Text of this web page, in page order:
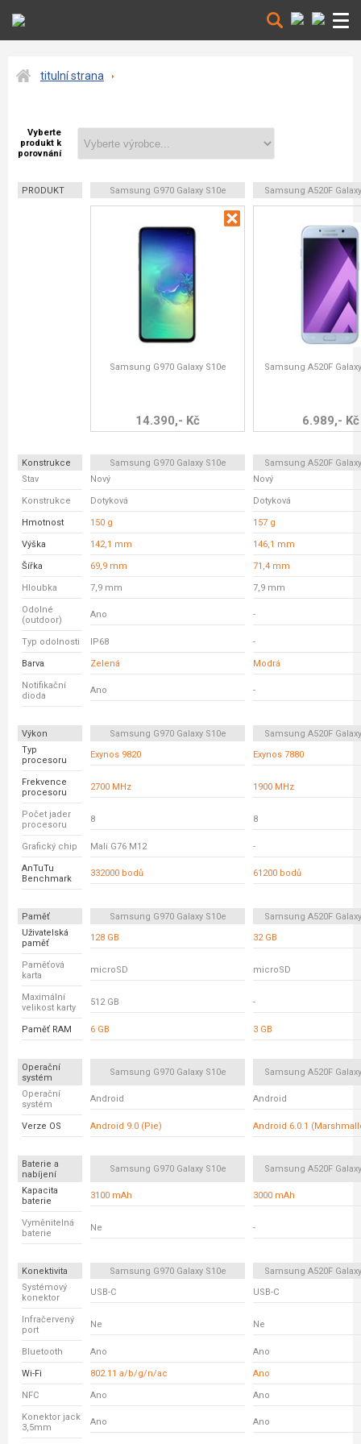
titulní strana
Vyberte
produkt k
porovnání
PRODUKT Samsung G970 Galaxy S10e Samsung A520F
Samsung G970 Galaxy S10e
14.390,- Kč
Samsung A520F
6.989,- Kč
Konstrukce Samsung G970 Galaxy S10e
Samsung A520F
Stav
Nový Nový
Konstrukce Dotyková Dotyková
Hmotnost 150 g 157 g
Výška 142,1 mm 146,1 mm
Šířka 69,9 mm 71,4 mm
Hloubka 7,9 mm 7,9 mm
Odolné
(outdoor)
Ano -
Typ odolnosti IP68 -
Barva Zelená Modrá
Notifikační
dioda
Ano -
Výkon Samsung G970 Galaxy S10e
Samsung A520F
Typ
procesoru
Exynos 9820 Exynos 7880
Frekvence
procesoru
2700 MHz 1900 MHz
Počet jader
procesoru
8 8
Grafický chip Mali G76 M12 -
AnTuTu
Benchmark
332000 bodů 61200 bodů
Paměť Samsung G970 Galaxy S10e
Samsung A520F
Uživatelská
paměť
128 GB 32 GB
Paměťová
karta
microSD microSD
Maximální
velikost karty
512 GB -
Paměť RAM 6 GB 3 GB
Operační
systém
Samsung G970 Galaxy S10e Samsung A520F
Operační
systém
Android Android
Verze OS Android 9.0 (Pie) Android 6.0.1
Baterie a
nabíjení
Samsung G970 Galaxy S10e Samsung A520F
Kapacita
baterie
3100 mAh 3000 mAh
Vyměnitelná
baterie
Ne -
Konektivita Samsung G970 Galaxy S10e
Samsung A520F
Systémový
konektor
USB-C USB-C
Infračervený
port
Ne Ne
Bluetooth Ano Ano
Wi-Fi 802.11 a/b/g/n/ac Ano
NFC Ano Ano
Konektor jack
3,5mm
Ano Ano